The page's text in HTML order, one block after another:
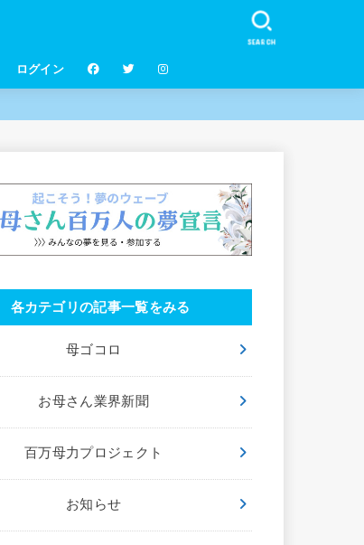
ログイン
SEARCH
各カテゴリの記事一覧をみる
母ゴコロ
お母さん業界新聞
百万母力プロジェクト
お知らせ